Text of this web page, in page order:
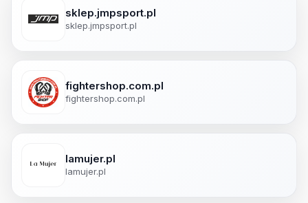
sklep.jmpsport.pl
sklep.jmpsport.pl
fightershop.com.pl
fightershop.com.pl
lamujer.pl
lamujer.pl